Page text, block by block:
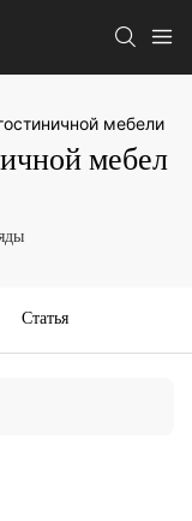
мебели
мебел
Статья